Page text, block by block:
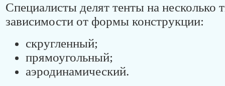
Специалисты делят тенты на несколько
зависимости от формы конструкции:
скругленный;
прямоугольный;
аэродинамический.